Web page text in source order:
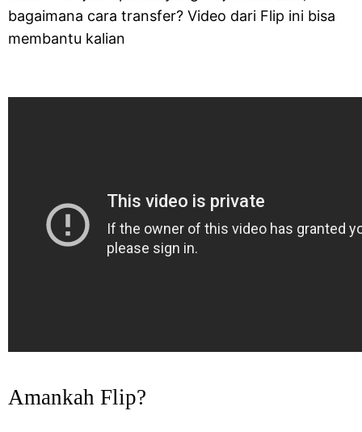
bagaimana cara transfer? Video dari Flip ini bisa
membantu kalian
Amankah Flip?